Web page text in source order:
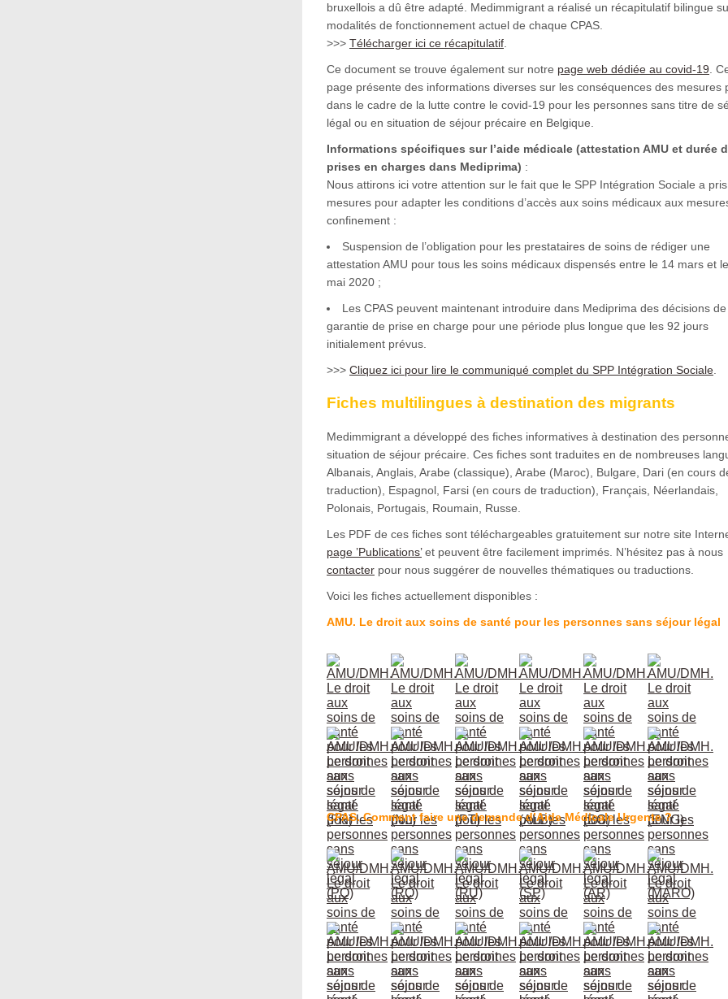
bruxellois a dû être adapté. Medimmigrant a réalisé un récapitulatif bilingue
modalités de fonctionnement actuel de chaque CPAS.
>>> Télécharger ici ce récapitulatif.
Ce document se trouve également sur notre page web dédiée au covid-19.
page présente des informations diverses sur les conséquences des mesures
dans le cadre de la lutte contre le covid-19 pour les personnes sans titre de
légal ou en situation de séjour précaire en Belgique.
Informations spécifiques sur l’aide médicale (attestation AMU et durée
prises en charges dans Mediprima) :
Nous attirons ici votre attention sur le fait que le SPP Intégration Sociale a
mesures pour adapter les conditions d’accès aux soins médicaux aux
confinement :
Suspension de l’obligation pour les prestataires de soins de rédiger une
attestation AMU pour tous les soins médicaux dispensés entre le 14 mars et
mai 2020 ;
Les CPAS peuvent maintenant introduire dans Mediprima des décisions de
garantie de prise en charge pour une période plus longue que les 92 jours
initialement prévus.
>>> Cliquez ici pour lire le communiqué complet du SPP Intégration Sociale.
Fiches multilingues à destination des migrants
Medimmigrant a développé des fiches informatives à destination des
situation de séjour précaire. Ces fiches sont traduites en de nombreuses
Albanais, Anglais, Arabe (classique), Arabe (Maroc), Bulgare, Dari (en cours
traduction), Espagnol, Farsi (en cours de traduction), Français, Néerlandais,
Polonais, Portugais, Roumain, Russe.
Les PDF de ces fiches sont téléchargeables gratuitement sur notre site
page ’Publications’et peuvent être facilement imprimés. N’hésitez pas à nous
contacter pour nous suggérer de nouvelles thématiques ou traductions.
Voici les fiches actuellement disponibles :
AMU. Le droit aux soins de santé pour les personnes sans séjour légal
CPAS. Comment faire une demande d’Aide Médicale Urgente ?